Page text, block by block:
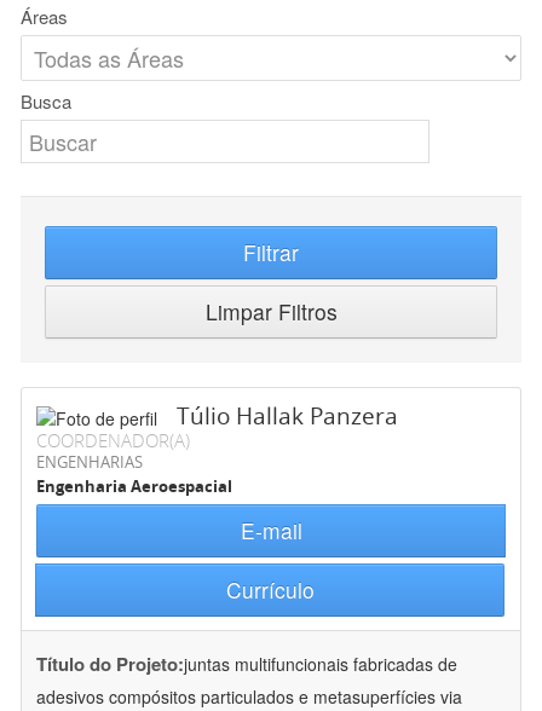
Áreas
Busca
Filtrar
Limpar Filtros
Túlio Hallak Panzera
COORDENADOR(A)
ENGENHARIAS
Engenharia Aeroespacial
E-mail
Currículo
Título do Projeto:juntas multifuncionais fabricadas de
adesivos compósitos particulados e metasuperfícies via